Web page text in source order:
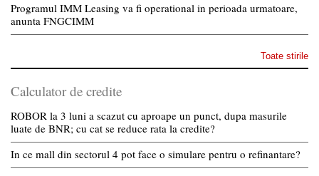
Programul IMM Leasing va fi operational in perioada urmatoare,
anunta FNGCIMM
Toate stirile
Calculator de credite
ROBOR la 3 luni a scazut cu aproape un punct, dupa masurile
luate de BNR; cu cat se reduce rata la credite?
In ce mall din sectorul 4 pot face o simulare pentru o refinantare?